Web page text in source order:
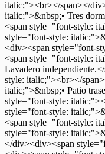
italic;"><br></span></
italic;">&nbsp;• Tres
<span style="font-style:
style="font-style:
<div><span style="font-
<span style="font-style:
Lavadero
style: italic;"><br></
italic;">&nbsp;• Patio
style="font-style:
style="font-style:
<span style="font-style:
style="font-style:
</div><div><span